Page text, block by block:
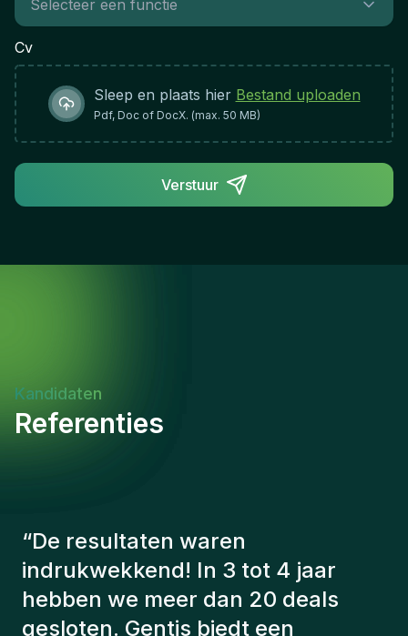
Cv
Sleep en plaats hier Bestand uploaden
Pdf, Doc of DocX. (max. 50 MB)
Verstuur
Kandidaten
Referenties
“De consultants van Gentis
hebben altijd rekening gehouden
met een aantal factoren om ons de
juiste kandidaten voor te stellen.